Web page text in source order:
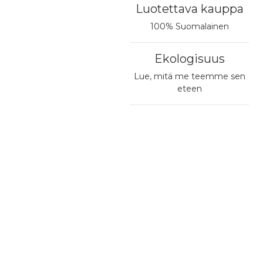
Luotettava kauppa
100% Suomalainen
Ekologisuus
Lue, mitä me teemme sen
eteen